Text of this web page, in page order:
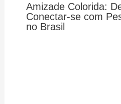
Amizade Colorida:
Conectar-se com
no Brasil